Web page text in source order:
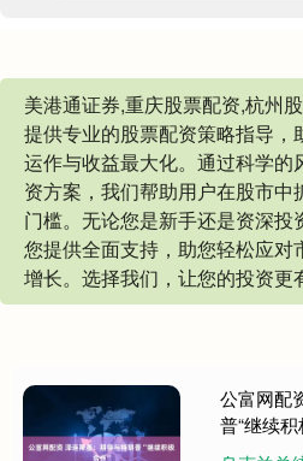
美港通证券,重庆股票配资,杭州
提供专业的股票配资策略指导，
运作与收益最大化。通过科学的
资方案，我们帮助用户在股市中
门槛。无论您是新手还是资深投
您提供全面支持，助您轻松应对
增长。选择我们，让您的投资更
公富网配
普“继续